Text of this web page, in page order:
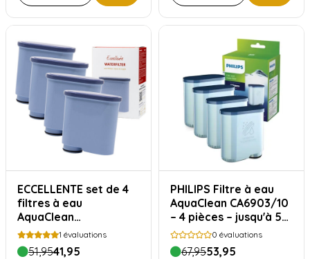
ECCELLENTE set de 4
filtres à eau
AquaClean
compatibles avec
Philips Saeco
1 évaluations
51,9541,95
PHILIPS Filtre à eau
AquaClean CA6903/10
– 4 pièces – jusqu'à 5
000 tasses
0 évaluations
67,9553,95